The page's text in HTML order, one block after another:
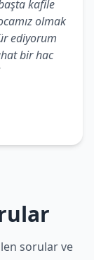
kafile
olmak
ediyorum
bir hac
sorular ve